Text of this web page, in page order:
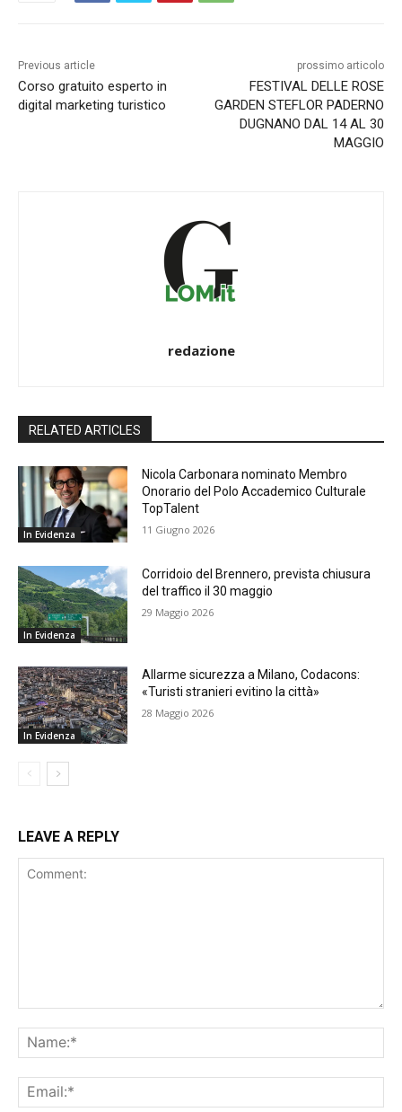
Previous article
Corso gratuito esperto in
digital marketing turistico
prossimo articolo
FESTIVAL DELLE ROSE
GARDEN STEFLOR PADERNO
DUGNANO DAL 14 AL 30
MAGGIO
redazione
RELATED ARTICLES
In Evidenza
Nicola Carbonara nominato Membro
Onorario del Polo Accademico Culturale
TopTalent
11 Giugno 2026
In Evidenza
Corridoio del Brennero, prevista chiusura
del traffico il 30 maggio
29 Maggio 2026
In Evidenza
Allarme sicurezza a Milano, Codacons:
«Turisti stranieri evitino la città»
28 Maggio 2026
LEAVE A REPLY